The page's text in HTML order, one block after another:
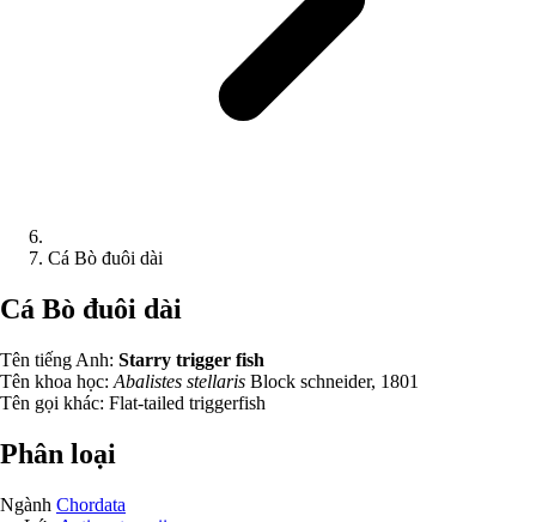
Cá Bò đuôi dài
Cá Bò đuôi dài
Tên tiếng Anh: Starry trigger fish
Tên khoa học: Abalistes stellaris Block schneider, 1801
Tên gọi khác: Flat-tailed triggerfish
Phân loại
Ngành Chordata